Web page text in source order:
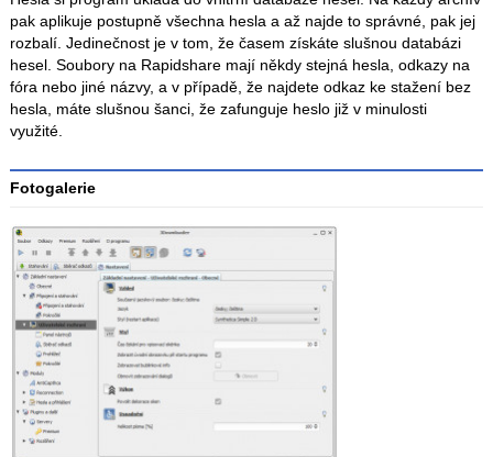
pak aplikuje postupně všechna hesla a až najde to správné, pak jej
rozbalí. Jedinečnost je v tom, že časem získáte slušnou databázi
hesel. Soubory na Rapidshare mají někdy stejná hesla, odkazy na
fóra nebo jiné názvy, a v případě, že najdete odkaz ke stažení bez
hesla, máte slušnou šanci, že zafunguje heslo již v minulosti
využité.
Fotogalerie